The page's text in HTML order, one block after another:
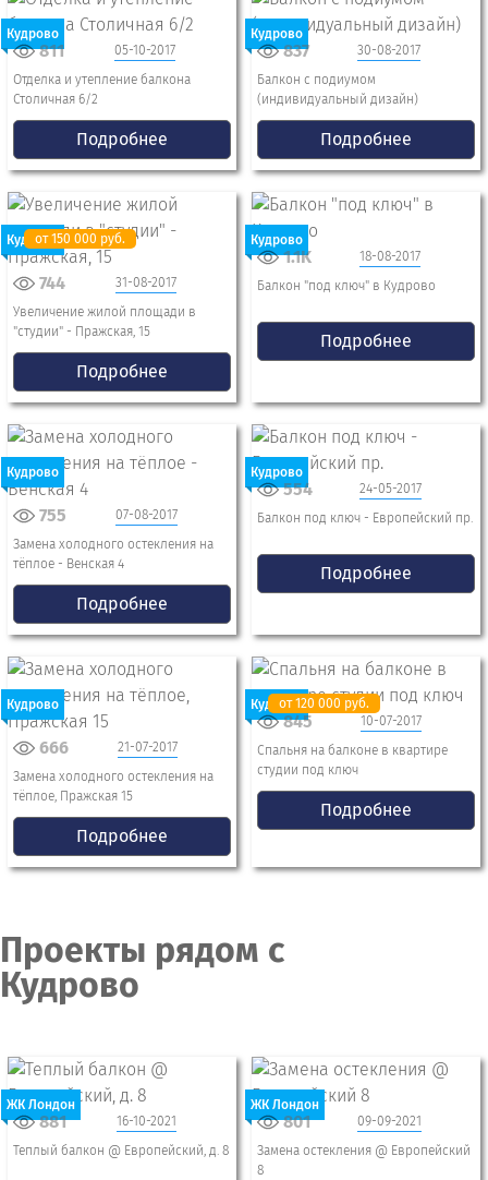
Кудрово
05-10-2017
811
Отделка и утепление балкона
Столичная 6/2
Подробнее
Кудрово
30-08-2017
837
Балкон с подиумом
(индивидуальный дизайн)
Подробнее
Кудровоот 150 000 руб.
31-08-2017
744
Увеличение жилой площади в
"студии" - Пражская, 15
Подробнее
Кудрово
18-08-2017
1.1K
Балкон "под ключ" в Кудрово
Подробнее
Кудрово
07-08-2017
755
Замена холодного остекления на
тёплое - Венская 4
Подробнее
Кудрово
24-05-2017
554
Балкон под ключ - Европейский пр.
Подробнее
Кудрово
21-07-2017
666
Замена холодного остекления на
тёплое, Пражская 15
Подробнее
Кудровоот 120 000 руб.
10-07-2017
845
Спальня на балконе в квартире
студии под ключ
Подробнее
Проекты рядом с
Кудрово
ЖК Лондон
16-10-2021
881
Теплый балкон @ Европейский, д. 8
ЖК Лондон
09-09-2021
801
Замена остекления @ Европейский
8